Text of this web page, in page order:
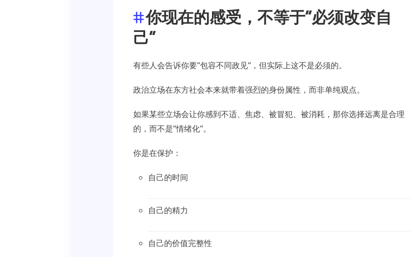
你现在的感受，不等于“必须改变自
己”
有些人会告诉你要“包容不同政见”，但实际上这不是必须的。
政治立场在东方社会本来就带着强烈的身份属性，而非单纯观点。
如果某些立场会让你感到不适、焦虑、被冒犯、被消耗，那你选择远离是合理
的，而不是“情绪化”。
你是在保护：
自己的时间
自己的精力
自己的价值完整性